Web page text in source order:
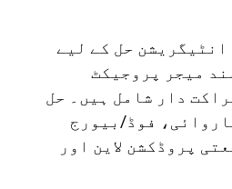
حل کے لیے
میجر پروجیکٹ
دار شامل ہیں۔ حل
فوڈ/بيورج
پروڈکشن لاين اور